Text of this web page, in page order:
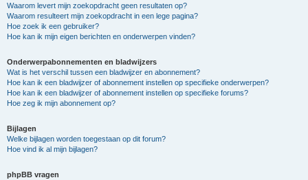
Waarom levert mijn zoekopdracht geen resultaten op?
Waarom resulteert mijn zoekopdracht in een lege pagina?
Hoe zoek ik een gebruiker?
Hoe kan ik mijn eigen berichten en onderwerpen vinden?
Onderwerpabonnementen en bladwijzers
Wat is het verschil tussen een bladwijzer en abonnement?
Hoe kan ik een bladwijzer of abonnement instellen op specifieke onderwerpen?
Hoe kan ik een bladwijzer of abonnement instellen op specifieke forums?
Hoe zeg ik mijn abonnement op?
Bijlagen
Welke bijlagen worden toegestaan op dit forum?
Hoe vind ik al mijn bijlagen?
phpBB vragen